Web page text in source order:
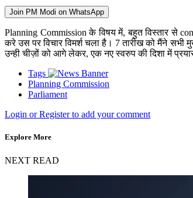
Join PM Modi on WhatsApp
Planning Commission के विषय में, बहुत विस्तार से
करे उस पर विचार विमर्श चला है। 7 तारीख को मैंने सभी
उन्ही चीज़ों को आगे लेकर, एक नए स्वरुप की दिशा में
Tags
Planning Commission
Parliament
Login or Register to add your comment
Explore More
NEXT READ